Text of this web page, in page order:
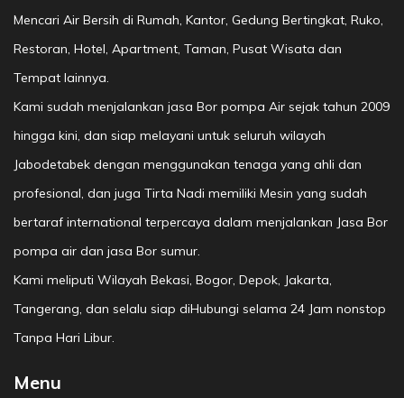
Mencari Air Bersih di Rumah, Kantor, Gedung Bertingkat, Ruko,
Restoran, Hotel, Apartment, Taman, Pusat Wisata dan
Tempat lainnya.
Kami sudah menjalankan jasa Bor pompa Air sejak tahun 2009
hingga kini, dan siap melayani untuk seluruh wilayah
Jabodetabek dengan menggunakan tenaga yang ahli dan
profesional, dan juga Tirta Nadi memiliki Mesin yang sudah
bertaraf international terpercaya dalam menjalankan Jasa Bor
pompa air dan jasa Bor sumur.
Kami meliputi Wilayah Bekasi, Bogor, Depok, Jakarta,
Tangerang, dan selalu siap diHubungi selama 24 Jam nonstop
Tanpa Hari Libur.
Menu